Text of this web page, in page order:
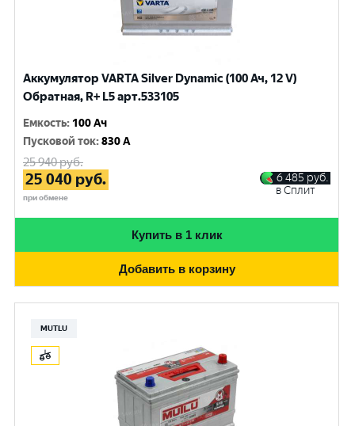
Аккумулятор VARTA Silver Dynamic (100 Ач, 12 V)
Обратная, R+ L5 арт.533105
Емкость: 100 Ач
Пусковой ток:830 A
25 940руб.
25 040 руб.
при обмене
6 485 руб.
в Сплит
Купить в 1 клик
Добавить в корзину
MUTLU